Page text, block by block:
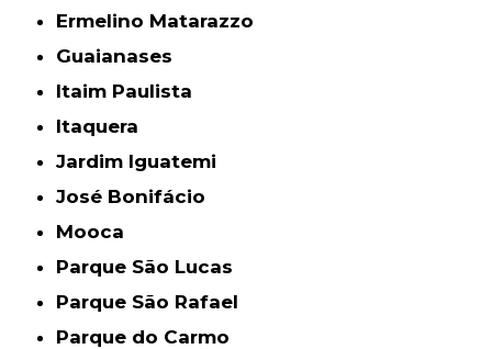
Ermelino Matarazzo
Guaianases
Itaim Paulista
Itaquera
Jardim Iguatemi
José Bonifácio
Mooca
Parque São Lucas
Parque São Rafael
Parque do Carmo